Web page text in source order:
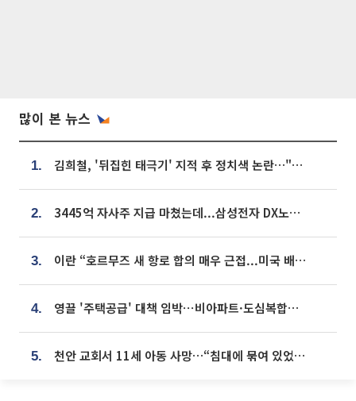
많이 본 뉴스
1. 김희철, '뒤집힌 태극기' 지적 후 정치색 논란…"좌우 떠나 우리나라 국기"
2. 3445억 자사주 지급 마쳤는데...삼성전자 DX노조, 뒤늦은 '떼쓰기 집회'
3. 이란 “호르무즈 새 항로 합의 매우 근접...미국 배상 먼저”
4. 영끌 '주택공급' 대책 임박⋯비아파트·도심복합까지 총동원
5. 천안 교회서 11세 아동 사망…“침대에 묶여 있었다” 진술 확보